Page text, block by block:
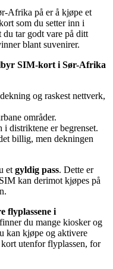
Afrika på er å kjøpe et
som du setter inn i
du tar godt vare på ditt
blant suvenirer.
SIM-kort i Sør-Afrika
og raskest nettverk,
områder.
distriktene er begrenset.
billig, men dekningen
et gyldig pass. Dette er
kan derimot kjøpes på
flyplassene i
du mange kiosker og
kan kjøpe og aktivere
utenfor flyplassen, for